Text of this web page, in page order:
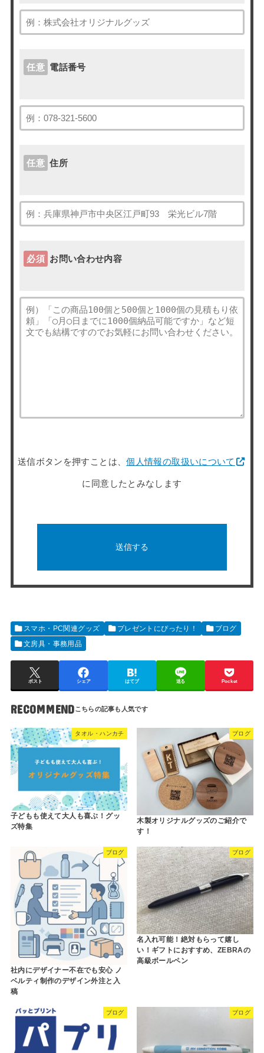
任意 電話番号
任意 住所
必須 お問い合わせ内容
送信ボタンを押すことは、個人情報の取扱いについて
に同意したとみなします
スマホ・PC関連グッズ プレゼントにぴったり！
ブログ
文房具・事務用品
ポスト シェア はてブ 送る Pocket
RECOMMEND
タオル・ハンカチ
子どもも使えて大人も喜ぶ！グッ
ズ特集
ブログ
木製オリジナルグッズのご紹介で
す！
ブログ
社内にデザイナー不在でも安心 ノ
ベルティ制作のデザイン外注と入
稿
ブログ
名入れ可能！絶対もらって嬉し
い！ギフトにおすすめ、ZEBRAの
高級ボールペン
ブログ ブログ